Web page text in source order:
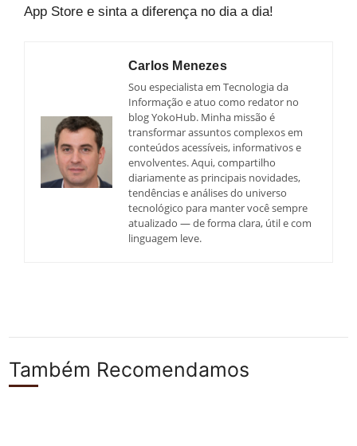
App Store e sinta a diferença no dia a dia!
Carlos Menezes
Sou especialista em Tecnologia da
Informação e atuo como redator no
blog YokoHub. Minha missão é
transformar assuntos complexos em
conteúdos acessíveis, informativos e
envolventes. Aqui, compartilho
diariamente as principais novidades,
tendências e análises do universo
tecnológico para manter você sempre
atualizado — de forma clara, útil e com
linguagem leve.
Também Recomendamos